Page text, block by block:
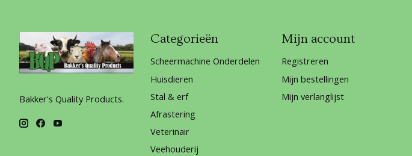
Bakker's Quality Products.
Categorieën
Scheermachine Onderdelen
Huisdieren
Stal & erf
Afrastering
Veterinair
Veehouderij
Mijn account
Registreren
Mijn bestellingen
Mijn verlanglijst